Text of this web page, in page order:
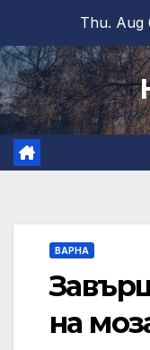
content
Thu. Aug
ВАРНА
на